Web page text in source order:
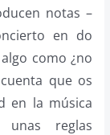
notas –
en do
como ¿no
que os
en la música
reglas